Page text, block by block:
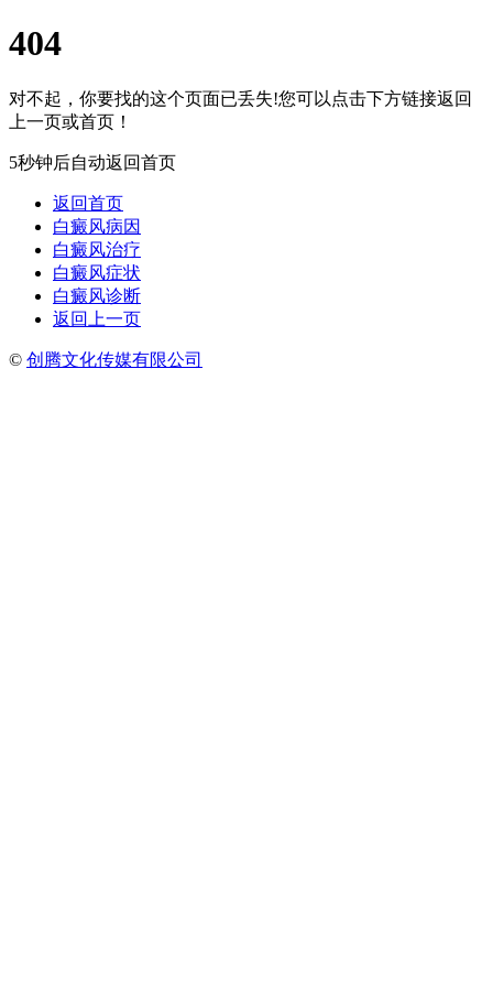
404
对不起，你要找的这个页面已丢失!您可以点击下方链接返回
上一页或首页！
5秒钟后自动返回首页
返回首页
白癜风病因
白癜风治疗
白癜风症状
白癜风诊断
返回上一页
© 创腾文化传媒有限公司